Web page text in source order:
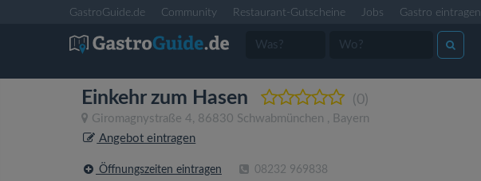
GastroGuide.de Community Restaurant-Gutscheine Jobs Gastro eintragen
Einkehr zum Hasen (0)
Giromagnystraße 4, 86830 Schwabmünchen , Bayern
Angebot eintragen
Öffnungszeiten eintragen 08232 969838